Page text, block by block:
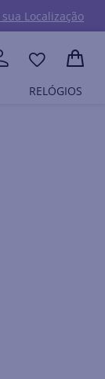
Localização
RELÓGIOS